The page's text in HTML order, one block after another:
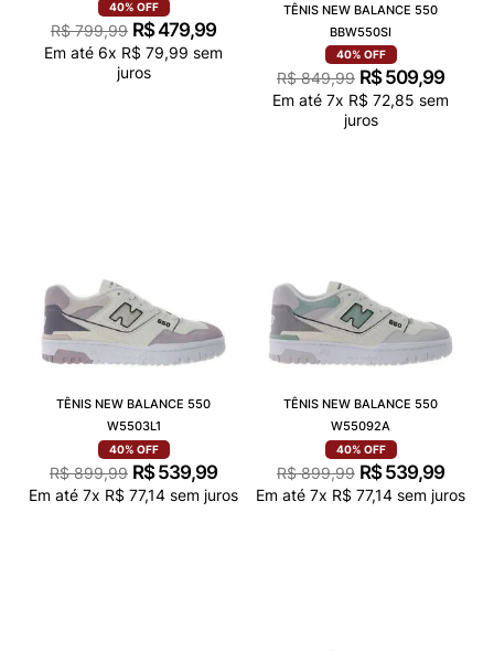
40% OFF
R$ 799,99 R$479,99
Em até 6x R$ 79,99 sem
juros
TÊNIS NEW BALANCE 550
BBW550SI
40% OFF
R$ 849,99 R$ 509,99
Em até 7x R$ 72,85 sem
juros
TÊNIS NEW BALANCE 550
W5503L1
40% OFF
R$ 899,99 R$ 539,99
Em até 7x R$ 77,14 sem juros
TÊNIS NEW BALANCE 550
W55092A
40% OFF
R$ 899,99 R$ 539,99
Em até 7x R$ 77,14 sem juros